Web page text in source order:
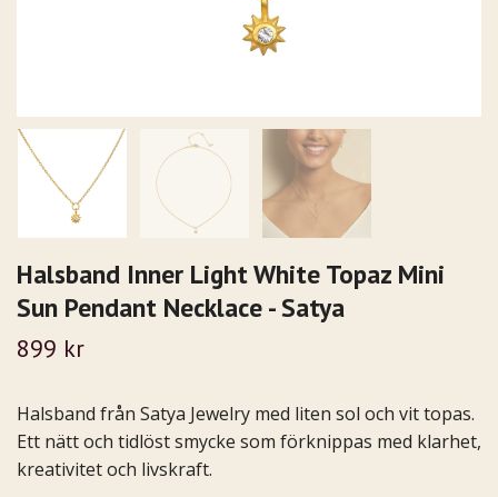
Halsband Inner Light White Topaz Mini
Sun Pendant Necklace - Satya
899 kr
Halsband från Satya Jewelry med liten sol och vit topas.
Ett nätt och tidlöst smycke som förknippas med klarhet,
kreativitet och livskraft.